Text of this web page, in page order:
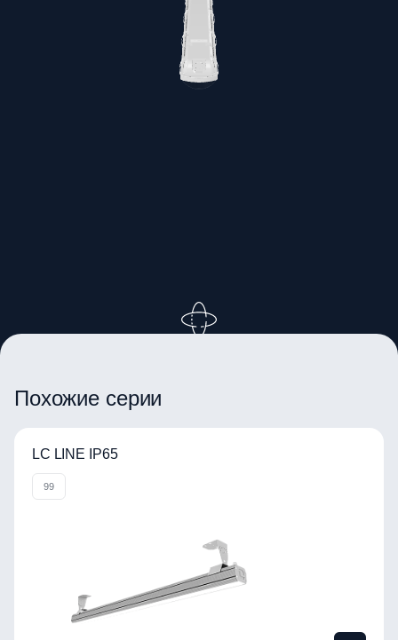
Похожие серии
LC LINE IP65
99